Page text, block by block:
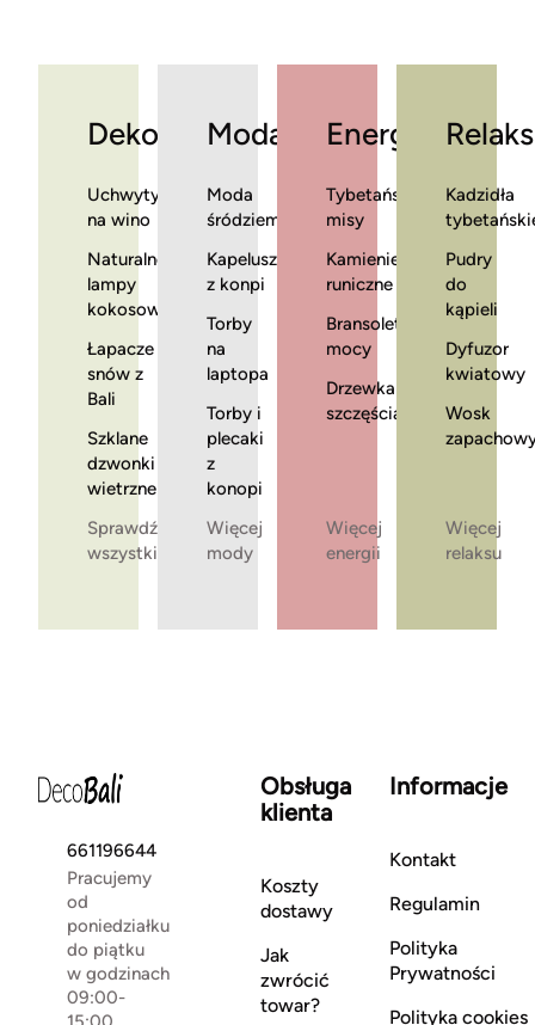
Dekoracje
Uchwyty
na wino
Naturalne
lampy
kokosowe
Łapacze
snów z
Bali
Szklane
dzwonki
wietrzne
Sprawdź
wszystkie
Moda
Moda
śródziemnomorska
Kapelusze
z konpi
Torby
na
laptopa
Torby i
plecaki
z
konopi
Więcej
mody
Energia
Tybetańskie
misy
Kamienie
runiczne
Bransoletki
mocy
Drzewka
szczęścia
Więcej
energii
Relaks
Kadzidła
Pudry
do
kąpieli
Dyfuzor
kwiatowy
Wosk
Więcej
relaksu
661196644
Pracujemy
od
poniedziałku
do piątku
w godzinach
09:00-
Obsługa
klienta
Koszty
dostawy
Jak
zwrócić
towar?
Informacje
Kontakt
Regulamin
Polityka
Prywatności
Polityka cookies